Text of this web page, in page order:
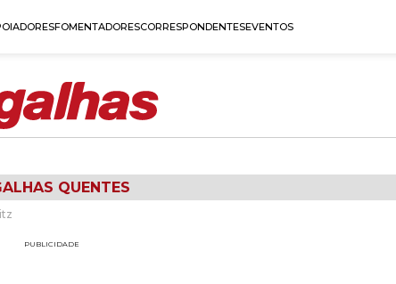
FOMENTADORESCORRESPONDENTESEVENTOS
QUENTES
PUBLICIDADE